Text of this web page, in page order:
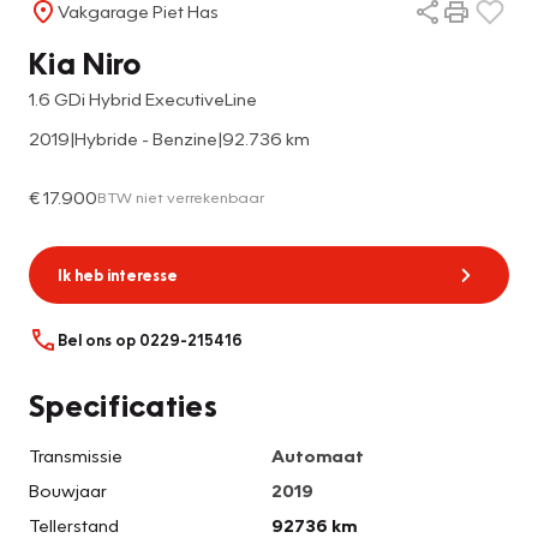
Vakgarage Piet Has
Kia Niro
1.6 GDi Hybrid ExecutiveLine
2019|Hybride - Benzine|92.736 km
€ 17.900BTW niet verrekenbaar
Ik heb interesse
Bel ons op 0229-215416
Specificaties
Transmissie
Automaat
Bouwjaar
2019
Tellerstand
92736 km